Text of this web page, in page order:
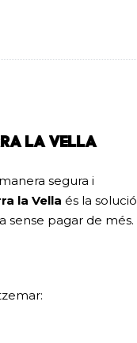
LA VELLA
segura i
la Vella és la solució
sense pagar de més.